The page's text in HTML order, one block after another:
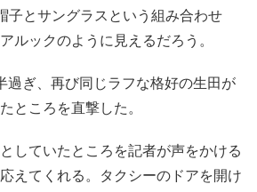
子とサングラスという組み合わせ
ルックのように見えるだろう。
ぎ、再び同じラフな格好の生田が
ところを直撃した。
していたところを記者が声をかける
えてくれる。タクシーのドアを開け